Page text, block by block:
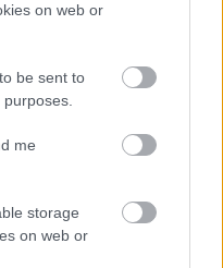
on web or
be sent to
me
storage
on web or
tests: tas liks
lai pārbaudītu tavu
9 tējas, kas
liekā svara
mēnesī